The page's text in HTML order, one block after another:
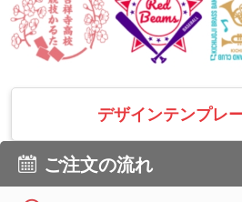
デザインテンプレ
ご注文の流れ